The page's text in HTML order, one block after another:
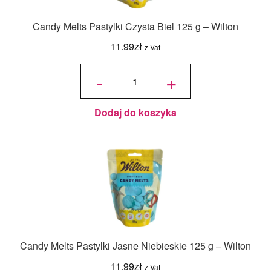
Candy Melts Pastylki Czysta Biel 125 g – Wilton
11.99zł z Vat
-
ilość
Pastylki
Czysta
Biel
125 g -
Wilton
+
Dodaj do koszyka
Candy Melts Pastylki Jasne Niebieskie 125 g – Wilton
11.99zł z Vat